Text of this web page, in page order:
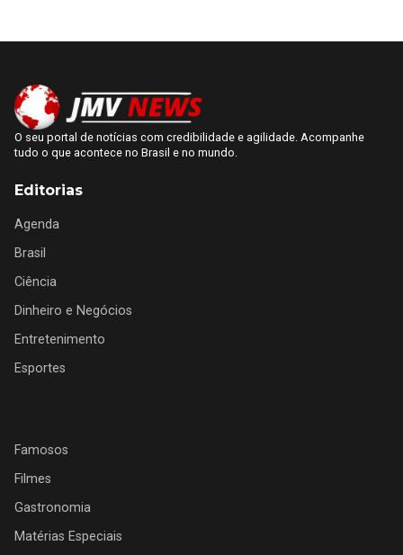
O seu portal de notícias com credibilidade e agilidade. Acompanhe
tudo o que acontece no Brasil e no mundo.
Editorias
Agenda
Brasil
Ciência
Dinheiro e Negócios
Entretenimento
Esportes
Famosos
Filmes
Gastronomia
Matérias Especiais